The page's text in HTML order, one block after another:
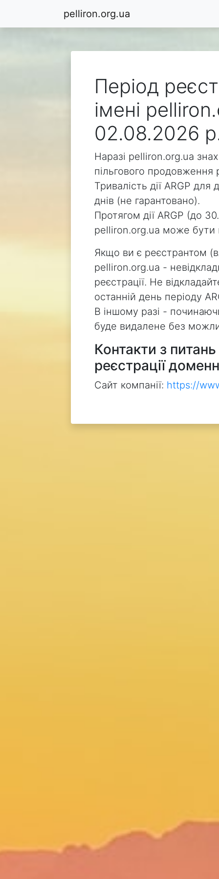
pelliron.org.ua
Період
імені
02.08.2026
Наразі pelliron.org.ua
пільгового продовження
Тривалість дії ARGP
днів (не гарантовано).
Протягом дії ARGP (до
pelliron.org.ua може бути
Якщо ви є реєстрантом
pelliron.org.ua -
реєстрації. Не
останній день періоду
В іншому разі -
буде видалене без
Контакти з
реєстрації
Сайт компанії: https://